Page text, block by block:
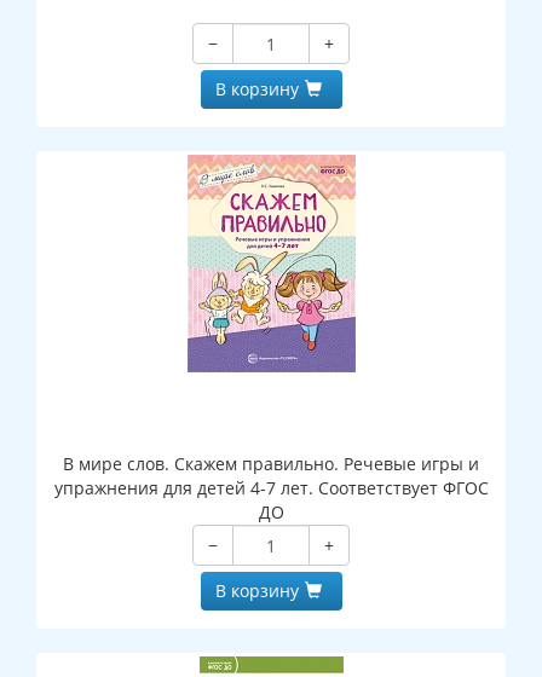
−
+
В корзину
В мире слов. Скажем правильно. Речевые игры и
упражнения для детей 4-7 лет. Соответствует ФГОС
ДО
−
+
В корзину